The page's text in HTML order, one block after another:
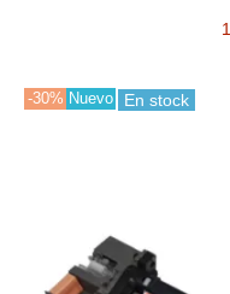
-30% Nuevo En stock